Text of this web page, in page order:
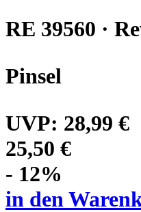
RE 39560 ·
Pinsel
UVP: 28,99 €
25,50 €
- 12%
in den